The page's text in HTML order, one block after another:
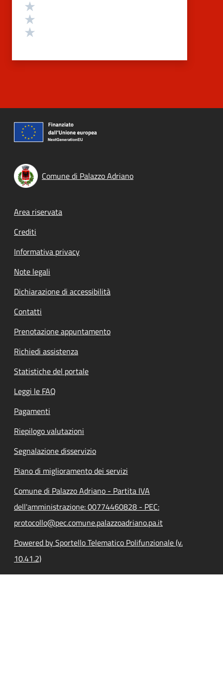
Comune di Palazzo Adriano
Footer menu
Area riservata
Crediti
Informativa privacy
Note legali
Dichiarazione di accessibilità
Contatti
Prenotazione appuntamento
Richiedi assistenza
Statistiche del portale
Leggi le FAQ
Pagamenti
Riepilogo valutazioni
Segnalazione disservizio
Piano di miglioramento dei servizi
Comune di Palazzo Adriano - Partita IVA
dell'amministrazione: 00774460828 - PEC:
protocollo@pec.comune.palazzoadriano.pa.it
Powered by Sportello Telematico Polifunzionale (v.
10.41.2)